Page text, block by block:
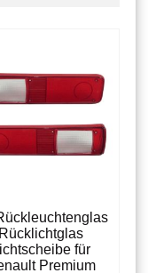
Rücklichtglas
für
Premium